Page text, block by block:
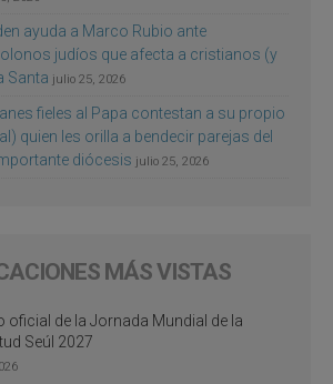
ayuda a Marco Rubio ante
judíos que afecta a cristianos (y
Santa julio 25, 2026
fieles al Papa contestan a su propio
quien les orilla a bendecir parejas del
diócesis julio 25, 2026
MÁS VISTAS
oficial de la Jornada Mundial de la
Seúl 2027